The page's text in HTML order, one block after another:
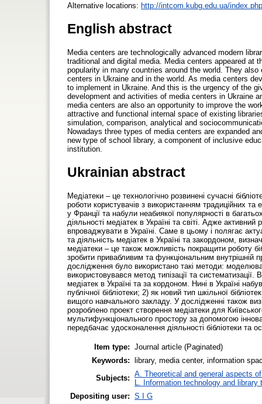
Alternative locations: http://intcom.kubg.edu.ua/
English abstract
Media centers are technologically advanced modern
traditional and digital media. Media centers appeared at
popularity in many countries around the world. They
centers in Ukraine and in the world. As media centers
to implement in Ukraine. And this is the urgency of the
development and activities of media centers in Ukraine
media centers are also an opportunity to improve the
attractive and functional internal space of existing
simulation, comparison, analytical and
Nowadays three types of media centers are expanded
new type of school library, a component of inclusive
institution.
Ukrainian abstract
Медіатеки – це технологічно розвинені сучасні
роботи користувачів з використанням традиційних та
у Франції та набули неабиякої популярності в
діяльності медіатек в Україні та світі. Адже
впроваджувати в Україні. Саме в цьому і полягає
та діяльність медіатек в Україні та закордоном,
медіатеки – це також можливість покращити роботу
зробити привабливим та функціональним внутрішній
дослідження було використано такі методи:
використовувався метод типізації та
медіатек в Україні та за кордоном. Нині в Україні
публічної бібліотеки; 2) як новий тип шкільної
вищого навчального закладу. У дослідженні також
розроблено проект створення медіатеки для
мультифункціонального простору за допомогою
передбачає удосконалення діяльності бібліотеки та
Item type: Journal article (Paginated)
Keywords:
library, media center, information
Subjects: A. Theoretical and general aspects
L. Information technology and library
Depositing user: S I G